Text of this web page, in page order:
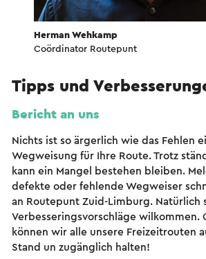
Herman Wehkamp
Coördinator Routepunt
Tipps und
Bericht an uns
Nichts ist so ärgerlich wie das Fehlen
Wegweisung für Ihre Route. Trotz
kann ein Mangel bestehen bleiben.
defekte oder fehlende Wegweiser
an Routepunt Zuid-Limburg. Natürlich
Verbesseringsvorschläge wilkommen.
können wir alle unsere Freizeitrouten
Stand un zugänglich halten!